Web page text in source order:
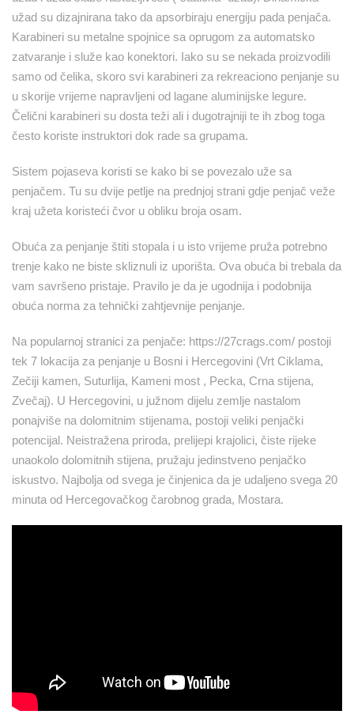
užad su dizajnirana tako da apsorbiraju energiju pada penjača.
Karabineri su metalne spojnice sa oprugom za automatsko
zatvaranje i služe kao konektori. Iako su se nekada proizvodili
samo od čelika, skoro svi karabineri za rekreaciono penjanje su
u skorije vrijeme napravljeni od lagane aluminijske legure.
Čelični karabineri su dosta teži ali i dugotrajniji te ih zbog toga
često koriste instruktori dok rade sa grupama.
Sistem pojaseva koristi se kako bi se povezalo uže sa
penjačem. Tu su dvije petlje na prednjoj strani gdje penjač veže
kraj užeta koristeći čvor u obliku broja osam.
Obuća za penjanje štiti stopala i u isto vrijeme pruža potrebno
trenje kako ne biste skliznuli iz uporišta. Ova obuća bi trebala da
vam savršeno pristaje. Pravilo je da je ugodnija i podobnija
obuća norma za tehnički zahtjevnije penjanje.
Na popularnoj stranici za penjače: https://27crags.com/ postoji
tek 7 lokacija za penjanje u Bosni i Hercegovini (Vrt Ciklama,
Zečiji kamen, Suturlija, Kameni most , Pecka, Crna stijena,
Zvečaj). U Hercegovini, u južnom dijelu zemlje nastalom
ponajviše na dolomitnim stijenama, postoji veliki penjački
potencijal. Neistražena priroda, prelijepi krajolici, čiste rijeke
unaokolo dolomitnih stijena, pružaju jedinstveno penjačko
iskustvo. Najbolja od svega je činjenica da je udaljeno svega 20
minuta od Hercegovačkog čarobnog grada, Mostara.